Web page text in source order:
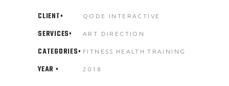
CLIENT QODE INTERACTIVE
SERVICES ART DIRECTION
CATEGORIES FITNESS HEALTH TRAINING
YEAR 2018